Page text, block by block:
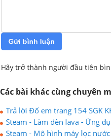
Gửi bình luận
Hãy trở thành người đầu tiên
Các bài khác cùng chuyên
Trả lời Đố em trang 154 SGK
Steam - Làm đèn lava - Ứng
Steam - Mô hình máy lọc